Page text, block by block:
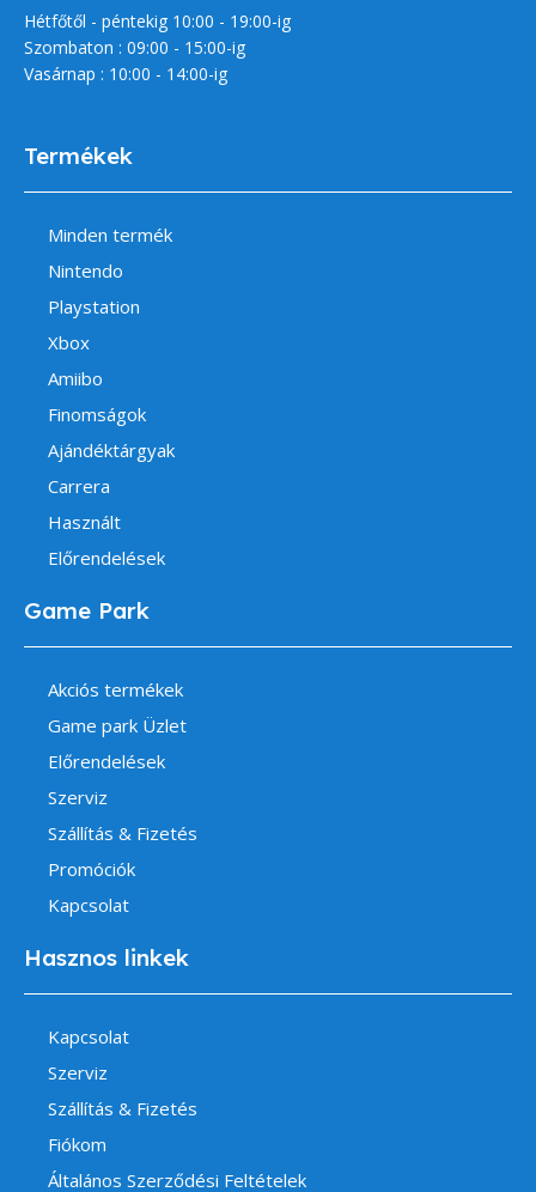
Hétfőtől - péntekig 10:00 - 19:00-ig
Szombaton : 09:00 - 15:00-ig
Vasárnap : 10:00 - 14:00-ig
Termékek
Minden termék
Nintendo
Playstation
Xbox
Amiibo
Finomságok
Ajándéktárgyak
Carrera
Használt
Előrendelések
Game Park
Akciós termékek
Game park Üzlet
Előrendelések
Szerviz
Szállítás & Fizetés
Promóciók
Kapcsolat
Hasznos linkek
Kapcsolat
Szerviz
Szállítás & Fizetés
Fiókom
Általános Szerződési Feltételek